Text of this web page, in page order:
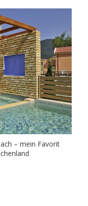
– mein Favorit